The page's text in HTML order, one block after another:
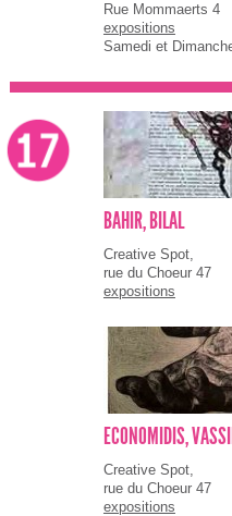
Rue Mommaerts 4
expositions
Samedi et
BAHIR, BILAL
Creative Spot,
rue du Choeur 47
expositions
ECONOMIDIS,
Creative Spot,
rue du Choeur 47
expositions